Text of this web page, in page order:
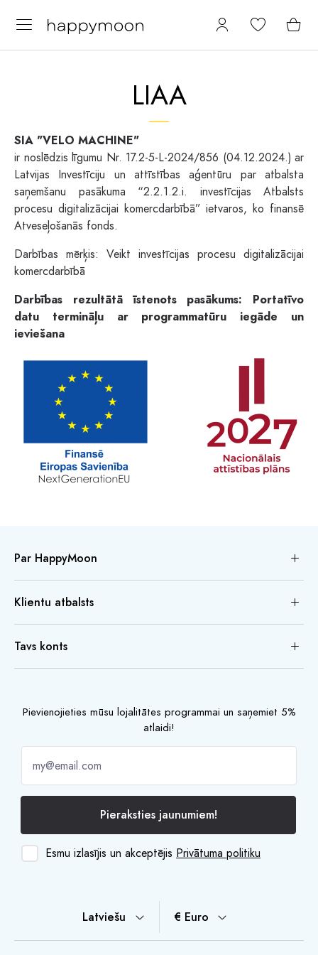
LIAA
SIA "VELO MACHINE"
ir noslēdzis līgumu Nr. 17.2-5-L-2024/856 (04.12.2024.) ar
Latvijas Investīciju un attīstības aģentūru par atbalsta
saņemšanu pasākuma “2.2.1.2.i. investīcijas Atbalsts
procesu digitalizācijai komercdarbībā” ietvaros, ko finansē
Atveseļošanās fonds.
Darbības mērķis: Veikt investīcijas procesu digitalizācijai
komercdarbībā
Darbības rezultātā īstenots pasākums: Portatīvo
datu termināļu ar programmatūru iegāde un
ieviešana
Par HappyMoon
Klientu atbalsts
Tavs konts
Pievienojieties mūsu lojalitātes programmai un saņemiet 5%
atlaidi!
Pieraksties jaunumiem!
Esmu izlasījis un akceptējis Privātuma politiku
Latviešu € Euro